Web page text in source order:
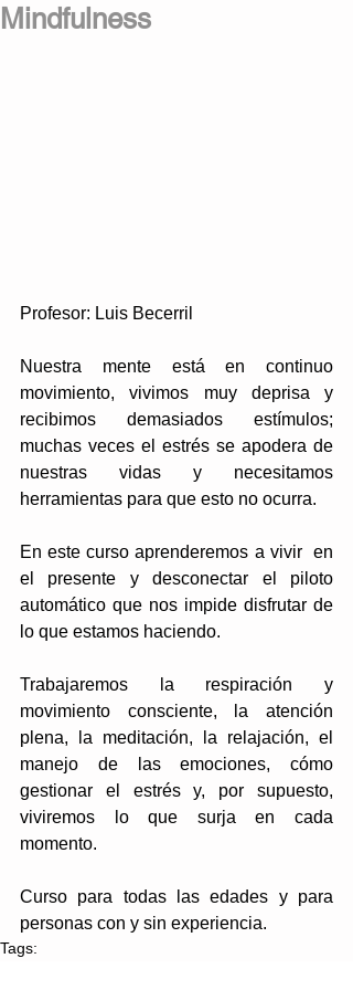
Mindfulness
Profesor: Luis Becerril
Nuestra mente está en continuo
movimiento, vivimos muy deprisa y
recibimos demasiados estímulos;
muchas veces el estrés se apodera de
nuestras vidas y necesitamos
herramientas para que esto no ocurra.
En este curso aprenderemos a vivir  en
el presente y desconectar el piloto
automático que nos impide disfrutar de
lo que estamos haciendo.
Trabajaremos la respiración y
movimiento consciente, la atención
plena, la meditación, la relajación, el
manejo de las emociones, cómo
gestionar el estrés y, por supuesto,
viviremos lo que surja en cada
momento.
Curso para todas las edades y para
personas con y sin experiencia.
Tags: